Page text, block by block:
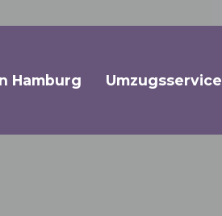
Hamburg Umzugsservice